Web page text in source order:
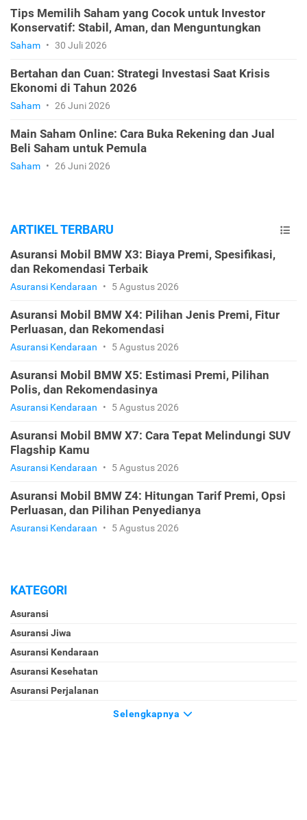
Tips Memilih Saham yang Cocok untuk Investor
Konservatif: Stabil, Aman, dan Menguntungkan
Saham • 30 Juli 2026
Bertahan dan Cuan: Strategi Investasi Saat Krisis
Ekonomi di Tahun 2026
Saham • 26 Juni 2026
Main Saham Online: Cara Buka Rekening dan Jual
Beli Saham untuk Pemula
Saham • 26 Juni 2026
ARTIKEL TERBARU
Asuransi Mobil BMW X3: Biaya Premi, Spesifikasi,
dan Rekomendasi Terbaik
Asuransi Kendaraan • 5 Agustus 2026
Asuransi Mobil BMW X4: Pilihan Jenis Premi, Fitur
Perluasan, dan Rekomendasi
Asuransi Kendaraan • 5 Agustus 2026
Asuransi Mobil BMW X5: Estimasi Premi, Pilihan
Polis, dan Rekomendasinya
Asuransi Kendaraan • 5 Agustus 2026
Asuransi Mobil BMW X7: Cara Tepat Melindungi SUV
Flagship Kamu
Asuransi Kendaraan • 5 Agustus 2026
Asuransi Mobil BMW Z4: Hitungan Tarif Premi, Opsi
Perluasan, dan Pilihan Penyedianya
Asuransi Kendaraan • 5 Agustus 2026
KATEGORI
Asuransi
Asuransi Jiwa
Asuransi Kendaraan
Asuransi Kesehatan
Asuransi Perjalanan
Selengkapnya